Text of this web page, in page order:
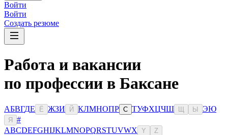
Войти
Войти
Создать резюме
Работа и вакансии
по профессии в Баксане
АБВГДЕ Ё ЖЗИ Й КЛМНОПР С ТУФХЦЧШ Ы ЭЮ
Я
#
ABCDEFGHIJKLMNOPQRSTUVWX Y Z